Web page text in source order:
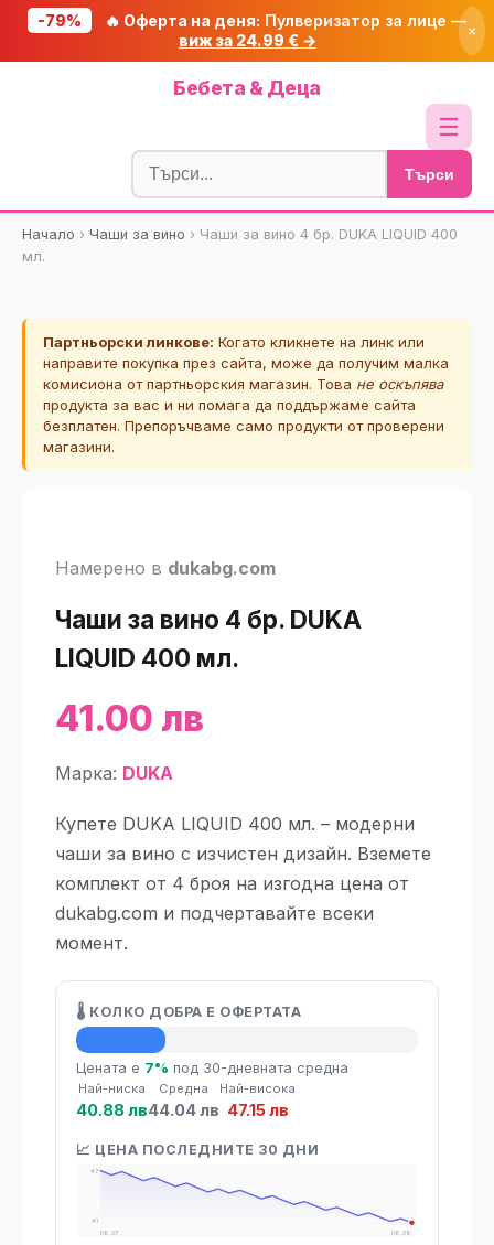
-79% 🔥 Оферта на деня: Пулверизатор за лице —
виж за 24.99 € →
×
Бебета & Деца
☰
Блог
🧮 Калкулатори
🔍 Намери продукт
🎟️ Купони
Търси
Начало › Чаши за вино › Чаши за вино 4 бр. DUKA LIQUID 400
мл.
Партньорски линкове: Когато кликнете на линк или
направите покупка през сайта, може да получим малка
комисиона от партньорския магазин. Това не оскъпява
продукта за вас и ни помага да поддържаме сайта
безплатен. Препоръчваме само продукти от проверени
магазини.
Намерено в dukabg.com
Чаши за вино 4 бр. DUKA
LIQUID 400 мл.
41.00 лв
Марка: DUKA
Купете DUKA LIQUID 400 мл. – модерни
чаши за вино с изчистен дизайн. Вземете
комплект от 4 броя на изгодна цена от
dukabg.com и подчертавайте всеки
момент.
🌡️ КОЛКО ДОБРА Е ОФЕРТАТА
💡 Средна цена
Цената е 7% под 30-дневната средна
Най-ниска
40.88 лв
Средна
44.04 лв
Най-висока
47.15 лв
📈 ЦЕНА ПОСЛЕДНИТЕ 30 ДНИ
47
41
08.07
06.08